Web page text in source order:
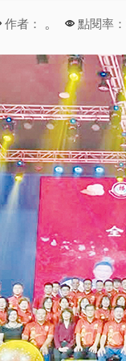
作者： 。 點閱率：